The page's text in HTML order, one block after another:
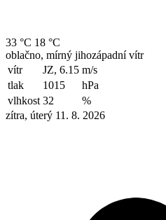
33 °C 18 °C
oblačno, mírný jihozápadní vítr
vítr
JZ, 6.15 m/s
tlak
1015
hPa
vlhkost 32
%
zítra, úterý 11. 8. 2026